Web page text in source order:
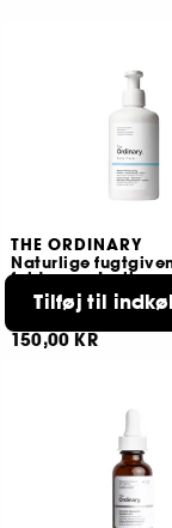
THE ORDINARY
Naturlige
faktorer + Inulin
Bodylotion
150,00 KR
Tilføj til